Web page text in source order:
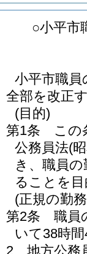
○小平市
小平市職員
全部を改正
(目的)
第1条
この
公務員法(
き、職員
ることを
(正規の勤
第2条
職員
いて38時
2
地方公務